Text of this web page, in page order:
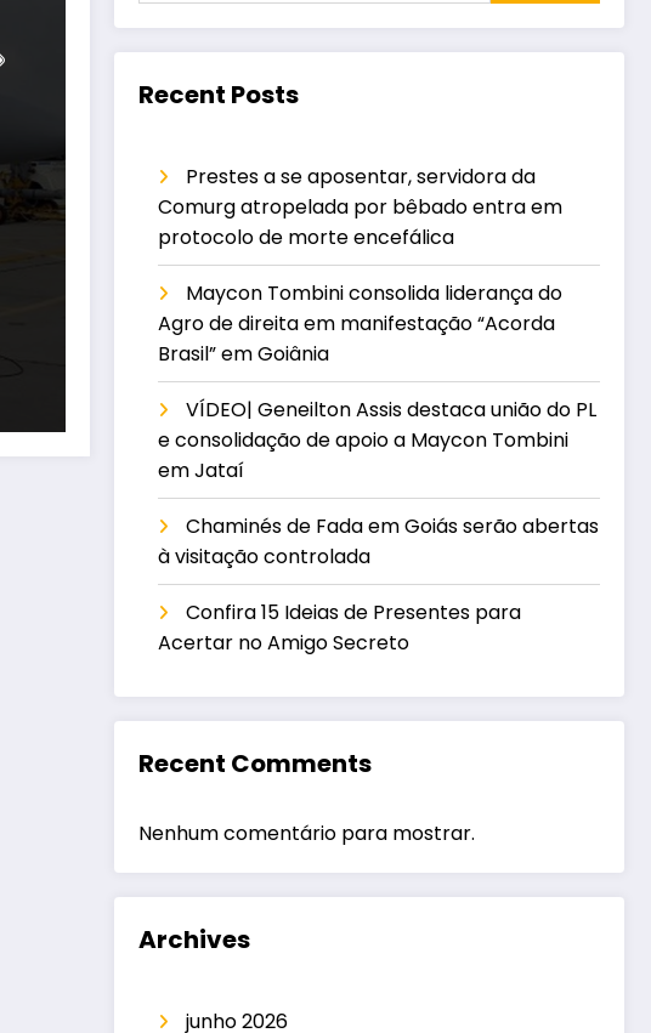
Recent Posts
Prestes a se aposentar, servidora da
Comurg atropelada por bêbado entra em
protocolo de morte encefálica
Maycon Tombini consolida liderança do
Agro de direita em manifestação “Acorda
Brasil” em Goiânia
VÍDEO| Geneilton Assis destaca união do PL
e consolidação de apoio a Maycon Tombini
em Jataí
Chaminés de Fada em Goiás serão abertas
à visitação controlada
Confira 15 Ideias de Presentes para
Acertar no Amigo Secreto
Recent Comments
Nenhum comentário para mostrar.
Archives
junho 2026